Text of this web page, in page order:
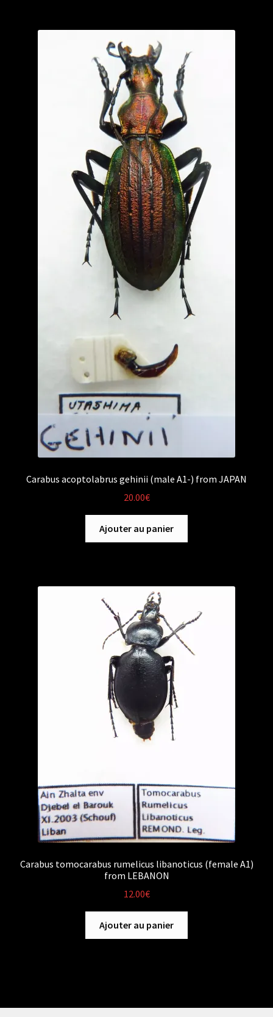
Carabus acoptolabrus gehinii (male A1-) from JAPAN
20.00€
Ajouter au panier
Carabus tomocarabus rumelicus libanoticus (female A1)
from LEBANON
12.00€
Ajouter au panier